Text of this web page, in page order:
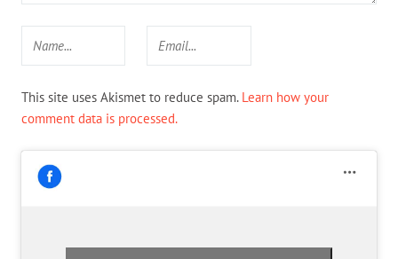
This site uses Akismet to reduce spam. Learn how your
comment data is processed.